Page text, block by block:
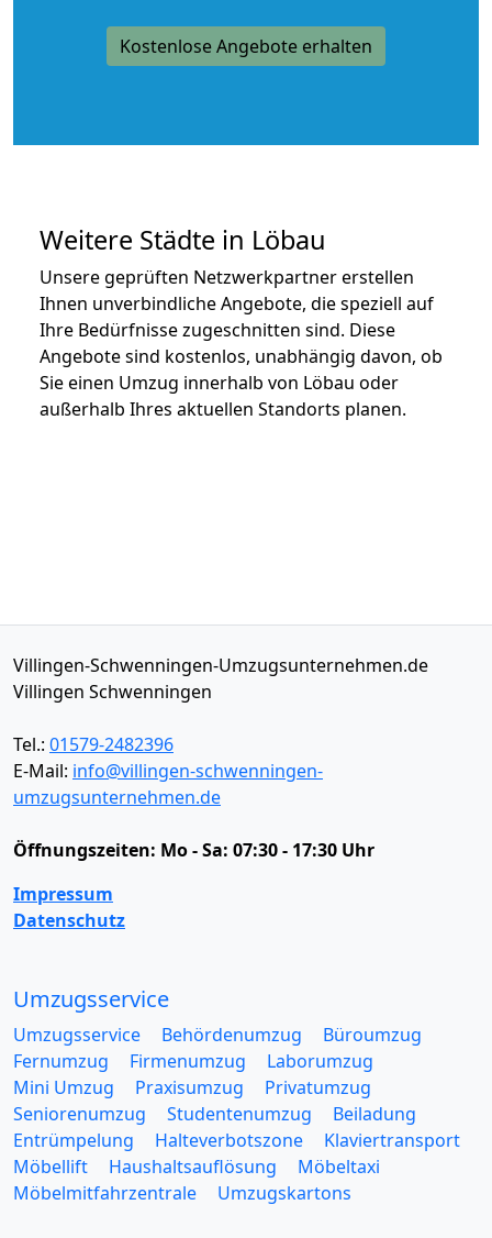
Kostenlose Angebote erhalten
Weitere Städte in Löbau
Unsere geprüften Netzwerkpartner erstellen
Ihnen unverbindliche Angebote, die speziell auf
Ihre Bedürfnisse zugeschnitten sind. Diese
Angebote sind kostenlos, unabhängig davon, ob
Sie einen Umzug innerhalb von Löbau oder
außerhalb Ihres aktuellen Standorts planen.
Villingen-Schwenningen-Umzugsunternehmen.de
Villingen Schwenningen
Tel.: 01579-2482396
E-Mail: info@villingen-schwenningen-
umzugsunternehmen.de
Öffnungszeiten: Mo - Sa: 07:30 - 17:30 Uhr
Impressum
Datenschutz
Umzugsservice
Umzugsservice Behördenumzug
Büroumzug
Fernumzug
Firmenumzug
Laborumzug
Mini Umzug
Praxisumzug
Privatumzug
Seniorenumzug
Studentenumzug
Beiladung
Entrümpelung
Halteverbotszone
Klaviertransport
Möbellift
Haushaltsauflösung
Möbeltaxi
Möbelmitfahrzentrale
Umzugskartons